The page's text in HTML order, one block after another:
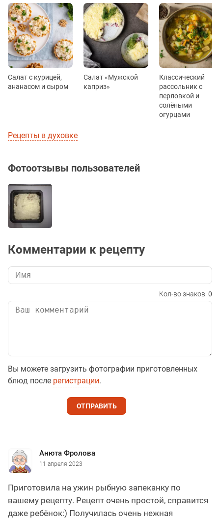
Салат с курицей,
ананасом и сыром
Салат «Мужской
каприз»
Классический
рассольник с
перловкой и
солёными
огурцами
Рецепты в духовке
Фотоотзывы пользователей
Комментарии к рецепту
Кол-во знаков: 0
Вы можете загрузить фотографии приготовленных
блюд после регистрации.
ОТПРАВИТЬ
Анюта Фролова
11 апреля 2023
Приготовила на ужин рыбную запеканку по
вашему рецепту. Рецепт очень простой, справится
даже ребёнок:) Получилась очень нежная